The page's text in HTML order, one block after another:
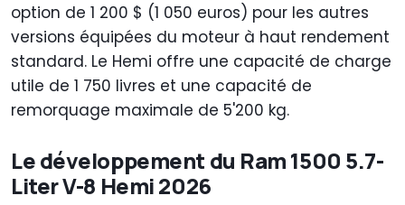
option de 1 200 $ (1 050 euros) pour les autres
versions équipées du moteur à haut rendement
standard. Le Hemi offre une capacité de charge
utile de 1 750 livres et une capacité de
remorquage maximale de 5'200 kg.
Le développement du Ram 1500 5.7-
Liter V-8 Hemi 2026